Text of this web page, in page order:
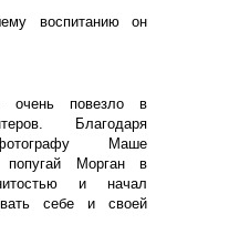
воспитанию он
очень повезло в
Благодаря
Маше
Морган в
и начал
себе и своей